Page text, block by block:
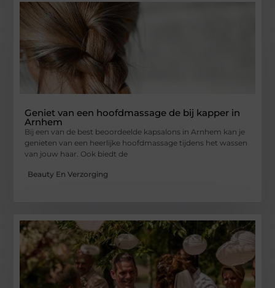
Geniet van een hoofdmassage de bij kapper in
Arnhem
Bij een van de best beoordeelde kapsalons in Arnhem kan je
genieten van een heerlijke hoofdmassage tijdens het wassen
van jouw haar. Ook biedt de
Beauty En Verzorging